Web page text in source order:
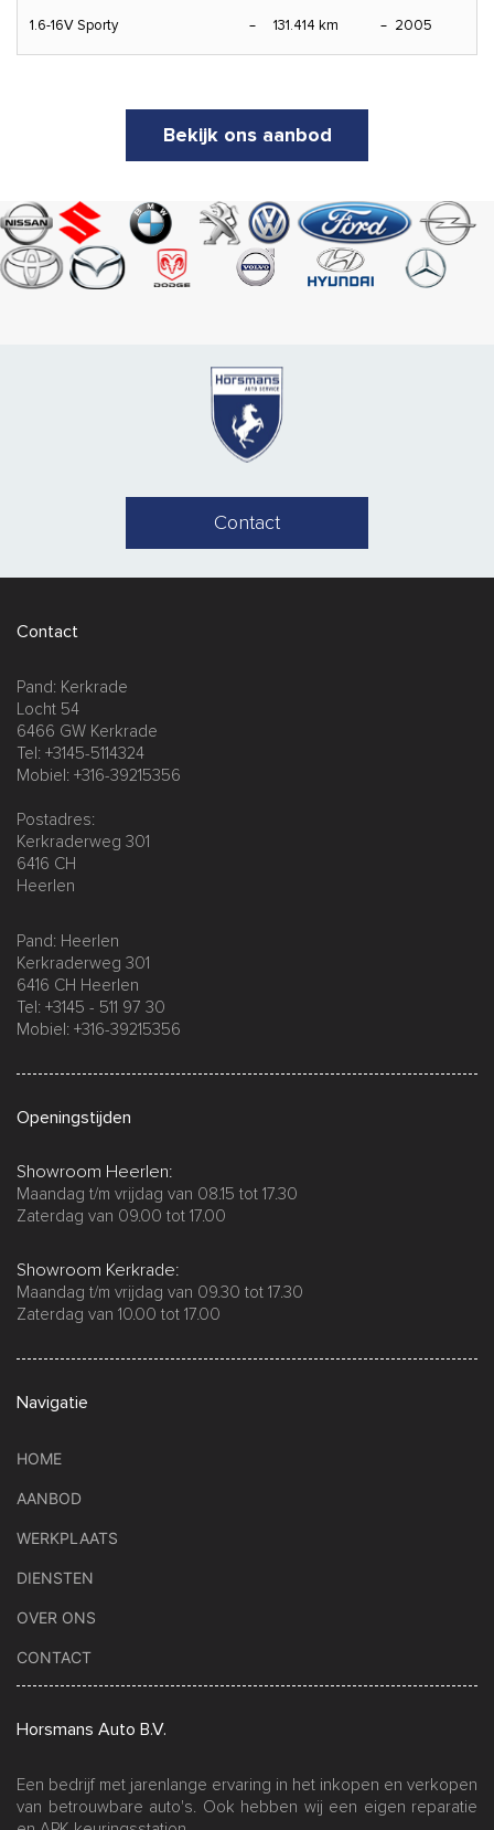
1.6-16V Sporty 131.414 km 2005
Bekijk ons aanbod
Contact
Contact
Pand: Kerkrade
Locht 54
6466 GW Kerkrade
Tel: +3145-5114324
Mobiel: +316-39215356
Postadres:
Kerkraderweg 301
6416 CH
Heerlen
Pand: Heerlen
Kerkraderweg 301
6416 CH Heerlen
Tel: +3145 - 511 97 30
Mobiel: +316-39215356
Openingstijden
Showroom Heerlen:
Maandag t/m vrijdag van 08.15 tot 17.30
Zaterdag van 09.00 tot 17.00
Showroom Kerkrade:
Maandag t/m vrijdag van 09.30 tot 17.30
Zaterdag van 10.00 tot 17.00
Navigatie
HOME
AANBOD
WERKPLAATS
DIENSTEN
OVER ONS
CONTACT
Horsmans Auto B.V.
Een bedrijf met jarenlange ervaring in het inkopen en verkopen
van betrouwbare auto's. Ook hebben wij een eigen reparatie